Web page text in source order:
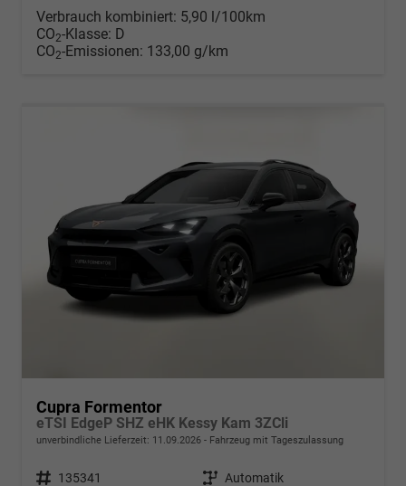
Verbrauch kombiniert: 5,90 l/100km
CO2-Klasse: D
CO2-Emissionen: 133,00 g/km
Cupra Formentor
eTSI EdgeP SHZ eHK Kessy Kam 3ZCli
unverbindliche Lieferzeit: 11.09.2026 Fahrzeug mit Tageszulassung
Fahrzeugnr. 135341 Getriebe Automatik